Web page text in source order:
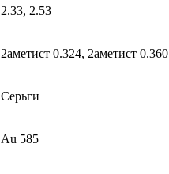
2.33, 2.53
2аметист 0.324, 2аметист 0.360
Серьги
Au 585